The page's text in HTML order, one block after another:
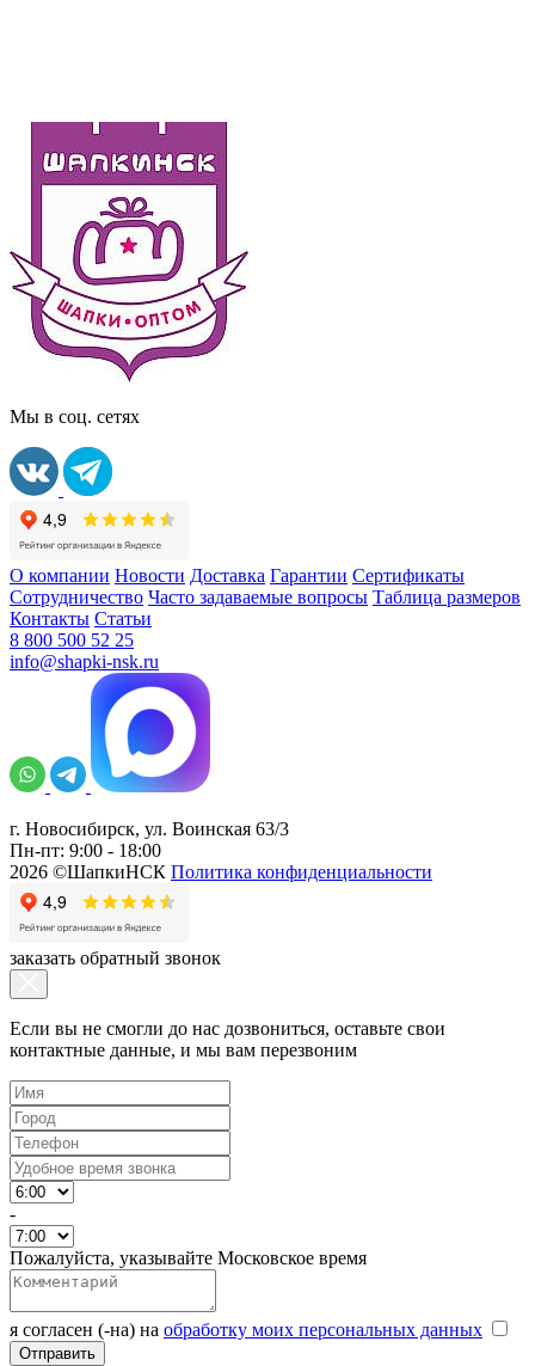
Мы в соц. сетях
О компании Новости Доставка Гарантии Сертификаты
Сотрудничество Часто задаваемые вопросы Таблица размеров
Контакты Статьи
8 800 500 52 25
info@shapki-nsk.ru
г. Новосибирск, ул. Воинская 63/3
Пн-пт: 9:00 - 18:00
2026 ©ШапкиНСК Политика конфиденциальности
заказать обратный звонок
Если вы не смогли до нас дозвониться, оставьте свои
контактные данные, и мы вам перезвоним
-
Пожалуйста, указывайте Московское время
я согласен (-на) на обработку моих персональных данных